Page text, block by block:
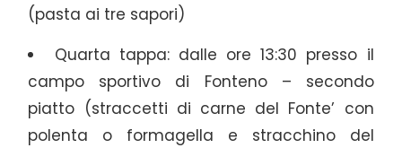
(pasta ai tre sapori)
Quarta tappa: dalle ore 13:30 presso il
campo sportivo di Fonteno – secondo
piatto (straccetti di carne del Fonte’ con
polenta o formagella e stracchino del